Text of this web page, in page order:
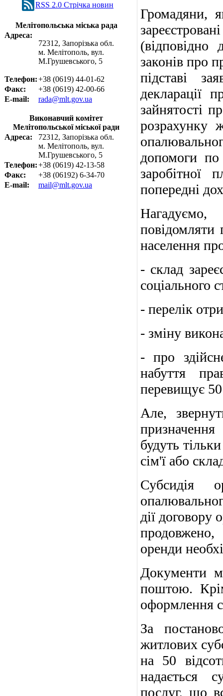
RSS 2.0 Cтрічка новин
Мелітопольська міська рада
Адреса:
72312, Запорізька обл.
м. Мелітополь, вул.
М.Грушевського, 5
Телефон:+38 (0619) 44-01-62
Факс:
+38 (0619) 42-00-66
E-mail:
rada@mlt.gov.ua
Виконавчий комітет
Мелітопольської міської ради
Адреса:
72312, Запорізька обл.
м. Мелітополь, вул.
М.Грушевського, 5
Телефон:+38 (0619) 42-13-58
Факс:
+38 (06192) 6-34-70
E-mail:
mail@mlt.gov.ua
Громадяни,
(
законів про
підставі
декларації
зайнятості
розрахунку
допомоги по
заробітної
попередні
повідомляти
населення
- склад
соціального
- перелік
- зміну
- про
набуття
перевищує
Але,
будуть
сім'ї або
Субсидія
дії договору
продовжено,
оренди
Документи
поштою.
оформлення
За
житлових
на 50
надається
послуг, що